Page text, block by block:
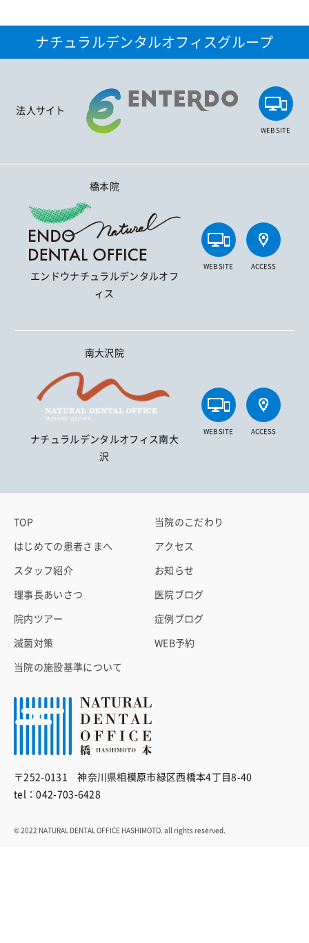
ナチュラルデンタルオフィスグループ
法人サイト
WEB SITE
橋本院
エンドウナチュラルデンタルオフ
ィス
WEB SITE ACCESS
南大沢院
ナチュラルデンタルオフィス南大
沢
WEB SITE ACCESS
TOP
はじめての患者さまへ
スタッフ紹介
理事長あいさつ
院内ツアー
滅菌対策
当院の施設基準について
当院のこだわり
アクセス
お知らせ
医院ブログ
症例ブログ
WEB予約
〒252-0131 神奈川県相模原市緑区西橋本4丁目8-40
tel：042-703-6428
© 2022 NATURAL DENTAL OFFICE HASHIMOTO. all rights reserved.